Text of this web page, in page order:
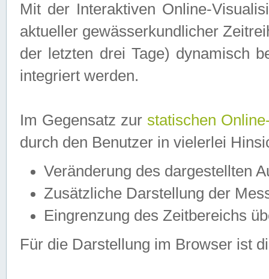
Mit der Interaktiven Online-
aktueller gewässerkundlicher
der letzten drei Tage) dynamisch
integriert werden.
Im Gegensatz zur statischen
durch den Benutzer in vielerlei
Veränderung des dargestellten
Zusätzliche Darstellung der
Eingrenzung des Zeitbereichs
Für die Darstellung im Browser ist